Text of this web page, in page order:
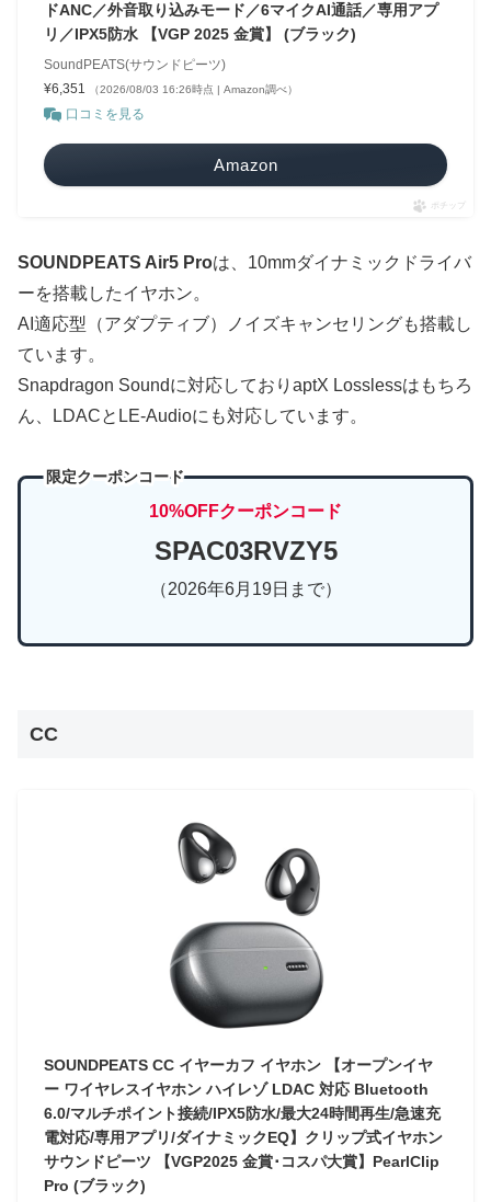
ドANC／外音取り込みモード／6マイクAI通話／専用アプ
リ／IPX5防水 【VGP 2025 金賞】 (ブラック)
SoundPEATS(サウンドピーツ)
¥6,351
（2026/08/03 16:26時点 | Amazon調べ）
口コミを見る
Amazon
ポチップ
SOUNDPEATS Air5 Proは、10mmダイナミックドライバ
ーを搭載したイヤホン。
AI適応型（アダプティブ）ノイズキャンセリングも搭載し
ています。
Snapdragon Soundに対応しておりaptX Losslessはもちろ
ん、LDACとLE-Audioにも対応しています。
限定クーポンコード
10%OFFクーポンコード
SPAC03RVZY5
（2026年6月19日まで）
CC
SOUNDPEATS CC イヤーカフ イヤホン 【オープンイヤ
ー ワイヤレスイヤホン ハイレゾ LDAC 対応 Bluetooth
6.0/マルチポイント接続/IPX5防水/最大24時間再生/急速充
電対応/専用アプリ/ダイナミックEQ】クリップ式イヤホン
サウンドピーツ 【VGP2025 金賞･コスパ大賞】PearlClip
Pro (ブラック)